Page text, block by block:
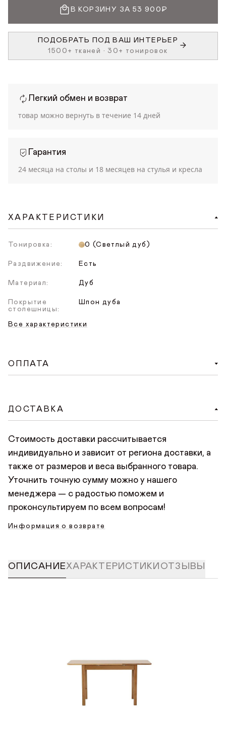
В КОРЗИНУ ЗА 53 900₽
ПОДОБРАТЬ ПОД ВАШ ИНТЕРЬЕР
1500+ тканей • 30+ тонировок
Легкий обмен и возврат
товар можно вернуть в течение 14 дней
Гарантия
24 месяца на столы и 18 месяцев на стулья и кресла
ХАРАКТЕРИСТИКИ
Тонировка: 0 (Светлый дуб)
Раздвижение: Есть
Материал: Дуб
Покрытие
столешницы:
Шпон дуба
Все характеристики
ОПЛАТА
сайте. При оформлении заказа на сайте нужно
нажать «Оплатить заказ», произойдет переход на
безопасную страницу оплаты, где нужно указать
картой Мир, Visa или Mastercard.
ДОСТАВКА
Стоимость доставки рассчитывается
индивидуально и зависит от региона доставки, а
также от размеров и веса выбранного товара.
Уточнить точную сумму можно у нашего
менеджера — с радостью поможем и
проконсультируем по всем вопросам!
Информация о возврате
ОПИСАНИЕХАРАКТЕРИСТИКИ ОТЗЫВЫ